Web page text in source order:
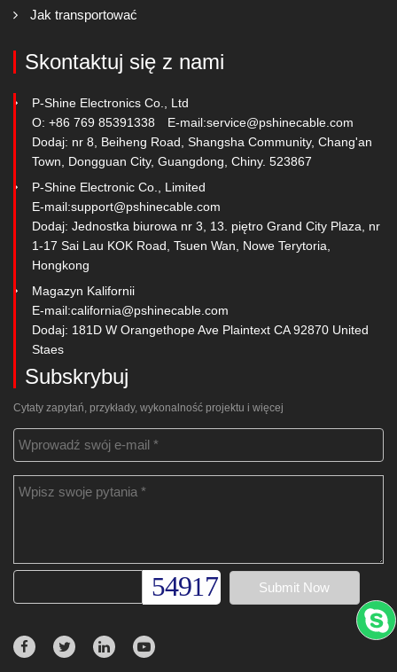
Jak transportować
Skontaktuj się z nami
P-Shine Electronics Co., Ltd
O: +86 769 85391338
E-mail:service@pshinecable.com
Dodaj: nr 8, Beiheng Road, Shangsha Community, Chang'an
Town, Dongguan City, Guangdong, Chiny. 523867
P-Shine Electronic Co., Limited
E-mail:support@pshinecable.com
Dodaj: Jednostka biurowa nr 3, 13. piętro Grand City Plaza, nr
1-17 Sai Lau KOK Road, Tsuen Wan, Nowe Terytoria,
Hongkong
Magazyn Kalifornii
E-mail:california@pshinecable.com
Dodaj: 181D W Orangethope Ave Plaintext CA 92870 United
Staes
Subskrybuj
Cytaty zapytań, przykłady, wykonalność projektu i więcej